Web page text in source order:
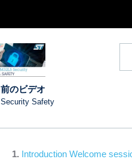
前のビデオ
Security Safety
Introduction Welcome